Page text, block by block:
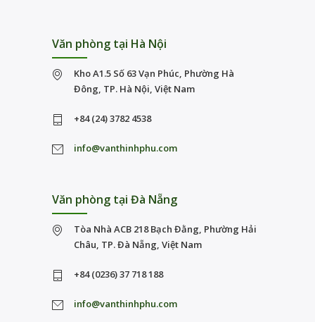
Văn phòng tại Hà Nội
Kho A1.5 Số 63 Vạn Phúc, Phường Hà
Đông, TP. Hà Nội, Việt Nam
+84 (24) 3782 4538
info@vanthinhphu.com
Văn phòng tại Đà Nẵng
Tòa Nhà ACB 218 Bạch Đằng, Phường Hải
Châu, TP. Đà Nẵng, Việt Nam
+84 (0236) 37 718 188
info@vanthinhphu.com